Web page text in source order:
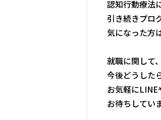
認知行動療法
引き続きプロ
気になった方
就職に関して
今後どうした
お気軽にLINE
お待ちしてい